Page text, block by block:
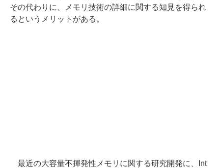
その代わりに、メモリ技術の詳細に関する知見を得られ
るというメリットがある。
最近の大容量不揮発性メモリに関する研究開発に、Int